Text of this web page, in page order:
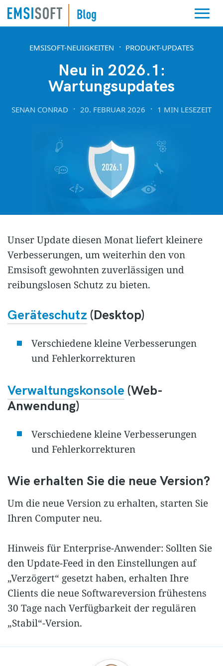
EMSISOFT-NEUIGKEITEN PRODUKT-UPDATES
Neu in 2026.1:
Wartungsupdates
SENAN CONRAD 20. FEBRUAR 2026 1 MIN LESEZEIT
Unser Update diesen Monat liefert kleinere
Verbesserungen, um weiterhin den von
Emsisoft gewohnten zuverlässigen und
reibungslosen Schutz zu bieten.
Geräteschutz (Desktop)
Verschiedene kleine Verbesserungen
und Fehlerkorrekturen
Verwaltungskonsole (Web-
Anwendung)
Verschiedene kleine Verbesserungen
und Fehlerkorrekturen
Wie erhalten Sie die neue Version?
Um die neue Version zu erhalten, starten Sie
Ihren Computer neu.
Hinweis für Enterprise-Anwender: Sollten Sie
den Update-Feed in den Einstellungen auf
„Verzögert“ gesetzt haben, erhalten Ihre
Clients die neue Softwareversion frühestens
30 Tage nach Verfügbarkeit der regulären
„Stabil“-Version.